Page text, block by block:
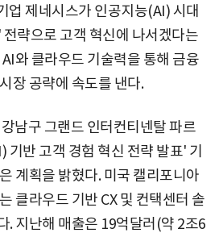
업 제네시스가 인공지능(AI) 시대
략으로 고객 혁신에 나서겠다는
와 클라우드 기술력을 통해 금융
장 공략에 속도를 낸다.
남구 그랜드 인터컨티넨탈 파르
반 고객 경험 혁신 전략 발표' 기
계획을 밝혔다. 미국 캘리포니아
클라우드 기반 CX 및 컨택센터 솔
. 지난해 매출은 19억달러(약 2조6